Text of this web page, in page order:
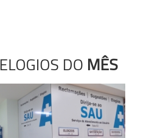
ELOGIOS DO MÊS